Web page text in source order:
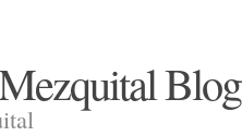
Blog